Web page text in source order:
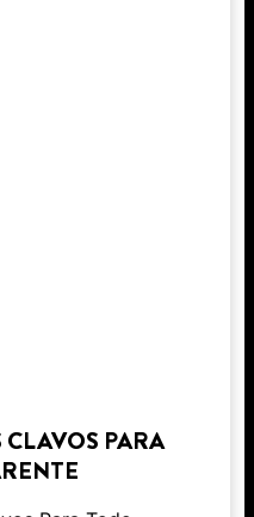
PARA